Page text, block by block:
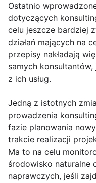
Ostatnio
dotyczących
celu jeszcze bardziej
działań mających na
przepisy nakładają
samych
z ich usług.
Jedną z istotnych
prowadzenia
fazie planowania
trakcie realizacji
Ma to na celu
środowisko naturalne
naprawczych, jeśli